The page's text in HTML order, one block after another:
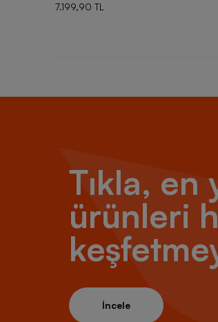
7.199,90 TL
Tıkla, en
ürünleri
İncele